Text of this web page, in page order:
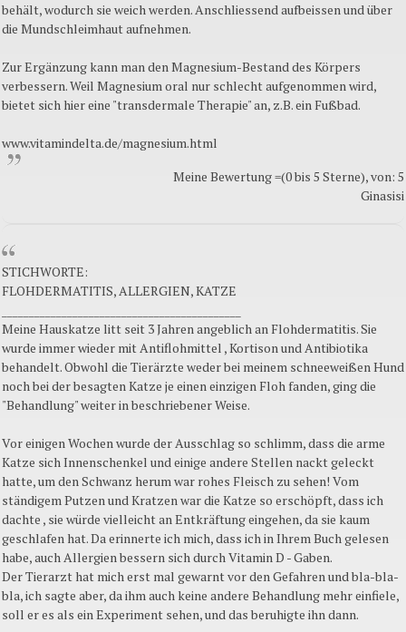
behält, wodurch sie weich werden. Anschliessend aufbeissen und über
die Mundschleimhaut aufnehmen.
Zur Ergänzung kann man den Magnesium-Bestand des Körpers
verbessern. Weil Magnesium oral nur schlecht aufgenommen wird,
bietet sich hier eine "transdermale Therapie" an, z.B. ein Fußbad.
www.vitamindelta.de/magnesium.html
Meine Bewertung =(0 bis 5 Sterne), von: 5
Ginasisi
STICHWORTE:
FLOHDERMATITIS, ALLERGIEN, KATZE
Meine Hauskatze litt seit 3 Jahren angeblich an Flohdermatitis. Sie
wurde immer wieder mit Antiflohmittel , Kortison und Antibiotika
behandelt. Obwohl die Tierärzte weder bei meinem schneeweißen Hund
noch bei der besagten Katze je einen einzigen Floh fanden, ging die
"Behandlung" weiter in beschriebener Weise.
Vor einigen Wochen wurde der Ausschlag so schlimm, dass die arme
Katze sich Innenschenkel und einige andere Stellen nackt geleckt
hatte, um den Schwanz herum war rohes Fleisch zu sehen! Vom
ständigem Putzen und Kratzen war die Katze so erschöpft, dass ich
dachte , sie würde vielleicht an Entkräftung eingehen, da sie kaum
geschlafen hat. Da erinnerte ich mich, dass ich in Ihrem Buch gelesen
habe, auch Allergien bessern sich durch Vitamin D - Gaben.
Der Tierarzt hat mich erst mal gewarnt vor den Gefahren und bla-bla-
bla, ich sagte aber, da ihm auch keine andere Behandlung mehr einfiele,
soll er es als ein Experiment sehen, und das beruhigte ihn dann.